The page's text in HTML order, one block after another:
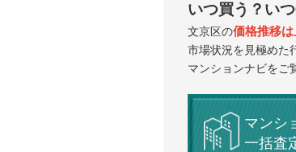
いつ買う？い
文京区の価格推移
市場状況を見極めた
マンションナビをご
マンシ
一括査